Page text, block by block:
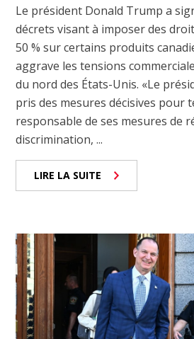
Le président Donald Trump a
décrets visant à imposer des
50 % sur certains produits
aggrave les tensions
du nord des États-Unis. «Le
pris des mesures décisives pour
responsable de ses mesures de
discrimination, ...
LIRE LA SUITE